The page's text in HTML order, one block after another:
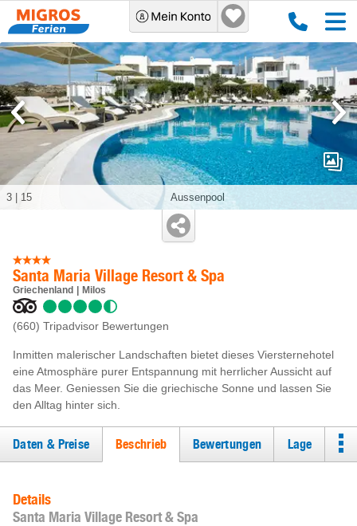
Santa Maria Village Resort & Spa
Griechenland Milos
(660) Tripadvisor Bewertungen
Inmitten malerischer Landschaften bietet dieses Viersternehotel
eine Atmosphäre purer Entspannung mit herrlicher Aussicht auf
das Meer. Geniessen Sie die griechische Sonne und lassen Sie
den Alltag hinter sich.
Aussenpool
3 15
Daten & Preise Beschrieb Bewertungen Lage
Details
Santa Maria Village Resort & Spa